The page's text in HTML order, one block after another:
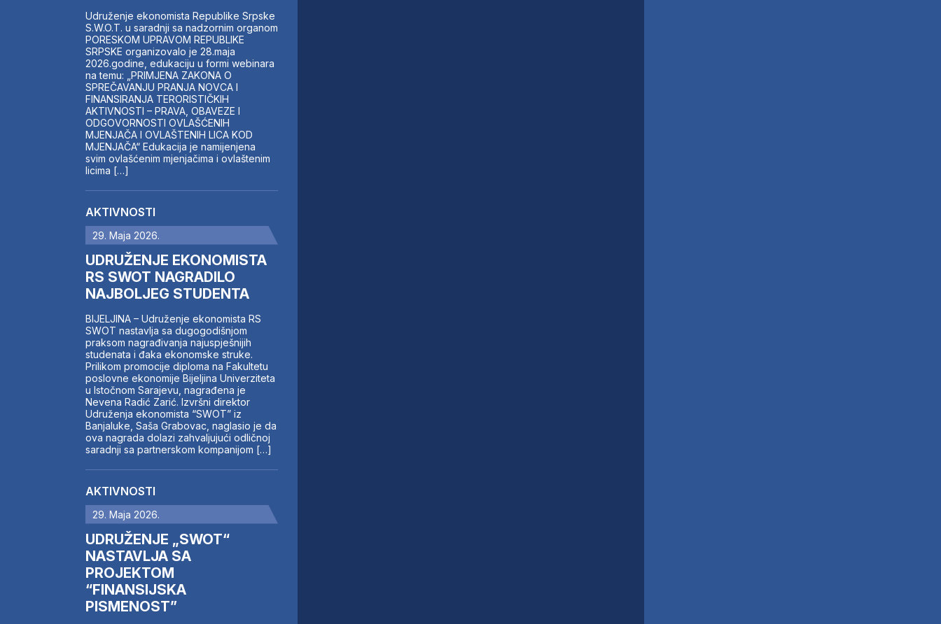
Udruženje ekonomista Republike Srpske
S.W.O.T. u saradnji sa nadzornim organom
PORESKOM UPRAVOM REPUBLIKE
SRPSKE organizovalo je 28.maja
2026.godine, edukaciju u formi webinara
na temu: „PRIMJENA ZAKONA O
SPREČAVANJU PRANJA NOVCA I
FINANSIRANJA TERORISTIČKIH
AKTIVNOSTI – PRAVA, OBAVEZE I
ODGOVORNOSTI OVLAŠĆENIH
MJENJAČA I OVLAŠTENIH LICA KOD
MJENJAČA“ Edukacija je namijenjena
svim ovlašćenim mjenjačima i ovlaštenim
licima […]
AKTIVNOSTI
29. Maja 2026.
UDRUŽENJE EKONOMISTA
RS SWOT NAGRADILO
NAJBOLJEG STUDENTA
BIJELJINA – Udruženje ekonomista RS
SWOT nastavlja sa dugogodišnjom
praksom nagrađivanja najuspješnijih
studenata i đaka ekonomske struke.
Prilikom promocije diploma na Fakultetu
poslovne ekonomije Bijeljina Univerziteta
u Istočnom Sarajevu, nagrađena je
Nevena Radić Zarić. Izvršni direktor
Udruženja ekonomista “SWOT” iz
Banjaluke, Saša Grabovac, naglasio je da
ova nagrada dolazi zahvaljujući odličnoj
saradnji sa partnerskom kompanijom […]
AKTIVNOSTI
29. Maja 2026.
UDRUŽENJE „SWOT“
NASTAVLJA SA
PROJEKTOM
“FINANSIJSKA
PISMENOST”